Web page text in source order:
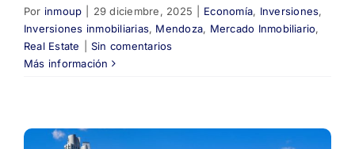
Por inmoup 29 diciembre, 2025 Economía, Inversiones,
Inversiones inmobiliarias, Mendoza, Mercado Inmobiliario,
Real Estate
Sin comentarios
Más información